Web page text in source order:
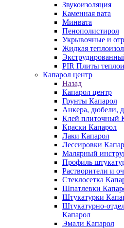
Звукоизоляция
Каменная вата
Минвата
Пенополистирол
Укрывочные и
Жидкая
PIR Плиты
Капарол центр
Назад
Капарол центр
Грунты Капарол
Анкера, дюбели,
Клей плиточный
Краски Капарол
Лаки Капарол
Лессировки
Малярный
Профиль
Растворители и
Cтеклосетка
Шпатлевки
Штукатурки
Штукатурно-
Капарол
Эмали Капарол